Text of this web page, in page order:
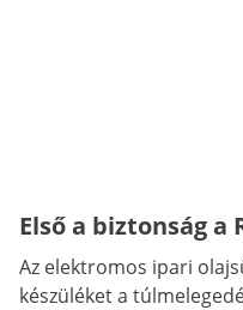
Első a biztonság
Az elektromos ipari
készüléket a